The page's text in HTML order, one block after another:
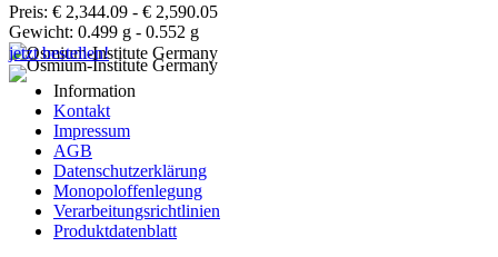
Preis: € 2,344.09 - € 2,590.05
Gewicht: 0.499 g - 0.552 g
jetzt bestellen!
Information
Kontakt
Impressum
AGB
Datenschutzerklärung
Monopoloffenlegung
Verarbeitungsrichtlinien
Produktdatenblatt